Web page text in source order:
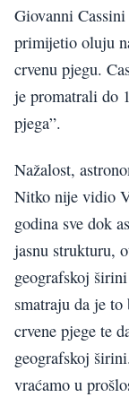
Giovanni
primijetio oluju
crvenu pjegu.
je promatrali do
pjega”.
Nažalost,
Nitko nije vidio
godina sve dok
jasnu strukturu,
geografskoj
smatraju da je
crvene pjege te
geografskoj
vraćamo u